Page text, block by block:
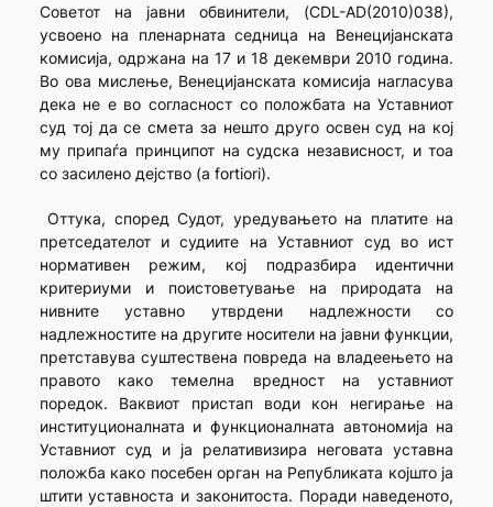
Советот на јавни обвинители, (CDL-AD(2010)038),
усвоено на пленарната седница на Венецијанската
комисија, одржана на 17 и 18 декември 2010 година.
Во ова мислење, Венецијанската комисија нагласува
дека не е во согласност со положбата на Уставниот
суд тој да се смета за нешто друго освен суд на кој
му припаѓа принципот на судска независност, и тоа
со засилено дејство (a fortiori).
Оттука, според Судот, уредувањето на платите на
претседателот и судиите на Уставниот суд во ист
нормативен режим, кој подразбира идентични
критериуми и поистоветување на природата на
нивните уставно утврдени надлежности со
надлежностите на другите носители на јавни функции,
претставува суштествена повреда на владеењето на
правото како темелна вредност на уставниот
поредок. Ваквиот пристап води кон негирање на
институционалната и функционалната автономија на
Уставниот суд и ја релативизира неговата уставна
положба како посебен орган на Републиката којшто ја
штити уставноста и законитоста. Поради наведеното,